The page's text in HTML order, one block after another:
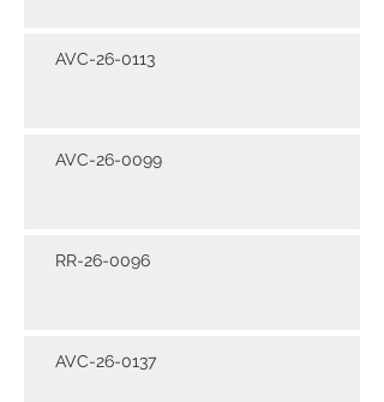
AVC-26-0113
AVC-26-0099
RR-26-0096
AVC-26-0137